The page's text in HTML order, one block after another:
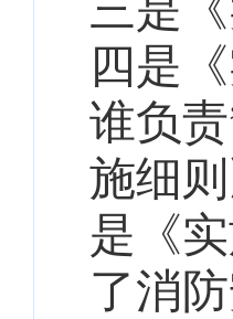
四是
谁负
施细
是《
了消